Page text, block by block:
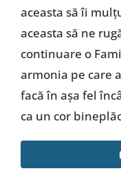
aceasta să îi
aceasta să ne
continuare o
armonia pe care
facă în așa fel
ca un cor